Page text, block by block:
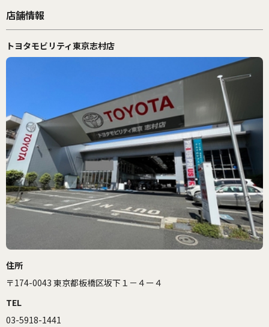
店舗情報
トヨタモビリティ東京志村店
住所
〒174-0043 東京都板橋区坂下１－４ー４
TEL
03-5918-1441